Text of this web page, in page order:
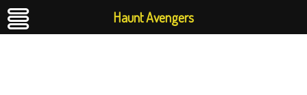
Haunt Avengers